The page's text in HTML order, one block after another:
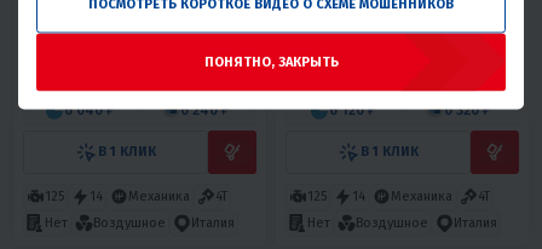
14/12
-17%
6 040 ₽ 6 240 ₽
В 1 КЛИК
125 14 Механика
4T
Нет
Воздушное Италия
17/14
146 900 ₽
6 120 ₽ 6 320 ₽
В 1 КЛИК
125 14 Механика
4T
Нет
Воздушное Италия
ПОСМОТРЕТЬ КОРОТКОЕ ВИДЕО О СХЕМЕ МОШЕННИКОВ
ПОНЯТНО, ЗАКРЫТЬ